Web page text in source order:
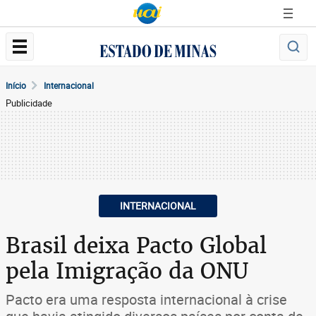
Início Internacional
Publicidade
INTERNACIONAL
Brasil deixa Pacto Global
pela Imigração da ONU
Pacto era uma resposta internacional à crise